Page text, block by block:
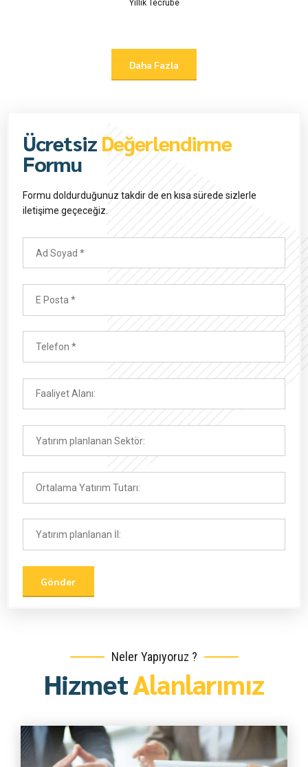
4
5
8
0
8
9
Yıllık Tecrübe
Daha Fazla
Ücretsiz Değerlendirme
Formu
Formu doldurduğunuz takdir de en kısa sürede sizlerle
iletişime geçeceğiz.
Neler Yapıyoruz ?
HizmetAlanlarımız